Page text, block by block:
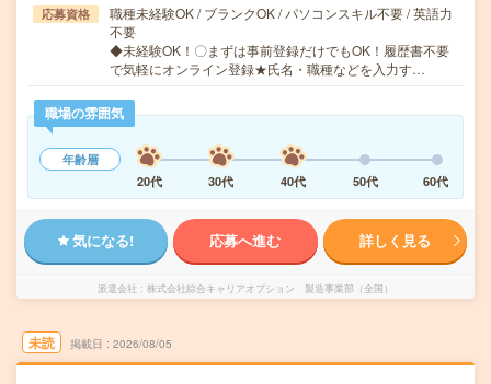
応募資格
職種未経験OK / ブランクOK / パソコンスキル不要 / 英語力
不要
◆未経験OK！〇まずは事前登録だけでもOK！履歴書不要
で気軽にオンライン登録★氏名・職種などを入力す…
職場の雰囲気
年齢層
20代
30代 40代 50代 60代
気になる! 応募へ進む 詳しく見る
派遣会社 株式会社綜合キャリアオプション 製造事業部（全国）
未読 掲載日 2026/08/05